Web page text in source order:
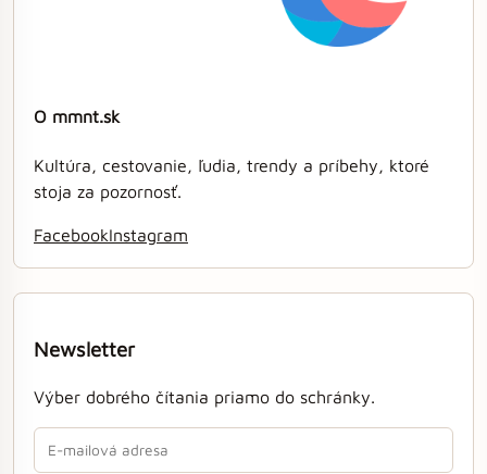
O mmnt.sk
Kultúra, cestovanie, ľudia, trendy a príbehy, ktoré
stoja za pozornosť.
FacebookInstagram
Newsletter
Výber dobrého čítania priamo do schránky.